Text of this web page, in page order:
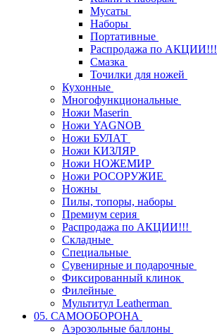
Мусаты
Наборы
Портативные
Распродажа по АКЦИИ!!!
Смазка
Точилки для ножей
Кухонные
Многофункциональные
Ножи Maserin
Ножи YAGNOB
Ножи БУЛАТ
Ножи КИЗЛЯР
Ножи НОЖЕМИР
Ножи РОСОРУЖИЕ
Ножны
Пилы, топоры, наборы
Премиум серия
Распродажа по АКЦИИ!!!
Складные
Специальные
Сувенирные и подарочные
Фиксированный клинок
Филейные
Мультитул Leatherman
05. САМООБОРОНА
Аэрозольные баллоны